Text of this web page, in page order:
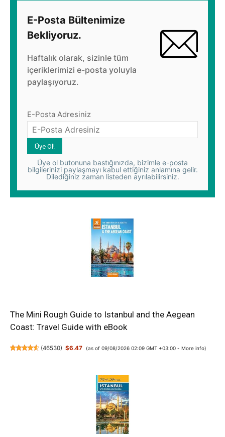
E-Posta Bültenimize
Bekliyoruz.
Haftalık olarak, sizinle tüm
içeriklerimizi e-posta yoluyla
paylaşıyoruz.
E-Posta Adresiniz
Üye ol butonuna bastığınızda, bizimle e-posta
bilgilerinizi paylaşmayı kabul ettiğiniz anlamına gelir.
Dilediğiniz zaman listeden ayrılabilirsiniz.
The Mini Rough Guide to Istanbul and the Aegean
Coast: Travel Guide with eBook
(46530) $6.47 (as of 09/08/2026 02:09 GMT +03:00 - More info)